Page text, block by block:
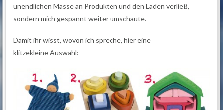
unendlichen Masse an Produkten und den Laden verließ,
sondern mich gespannt weiter umschaute.
Damit ihr wisst, wovon ich spreche, hier eine
klitzekleine Auswahl: